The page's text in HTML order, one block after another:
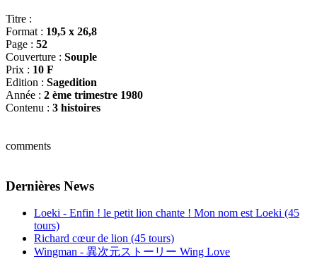
Titre :
Format : 19,5 x 26,8
Page : 52
Couverture : Souple
Prix : 10 F
Edition : Sagedition
Année : 2 ème trimestre 1980
Contenu : 3 histoires
comments
Dernières News
Loeki - Enfin ! le petit lion chante ! Mon nom est Loeki (45
tours)
Richard cœur de lion (45 tours)
Wingman - 異次元ストーリー Wing Love